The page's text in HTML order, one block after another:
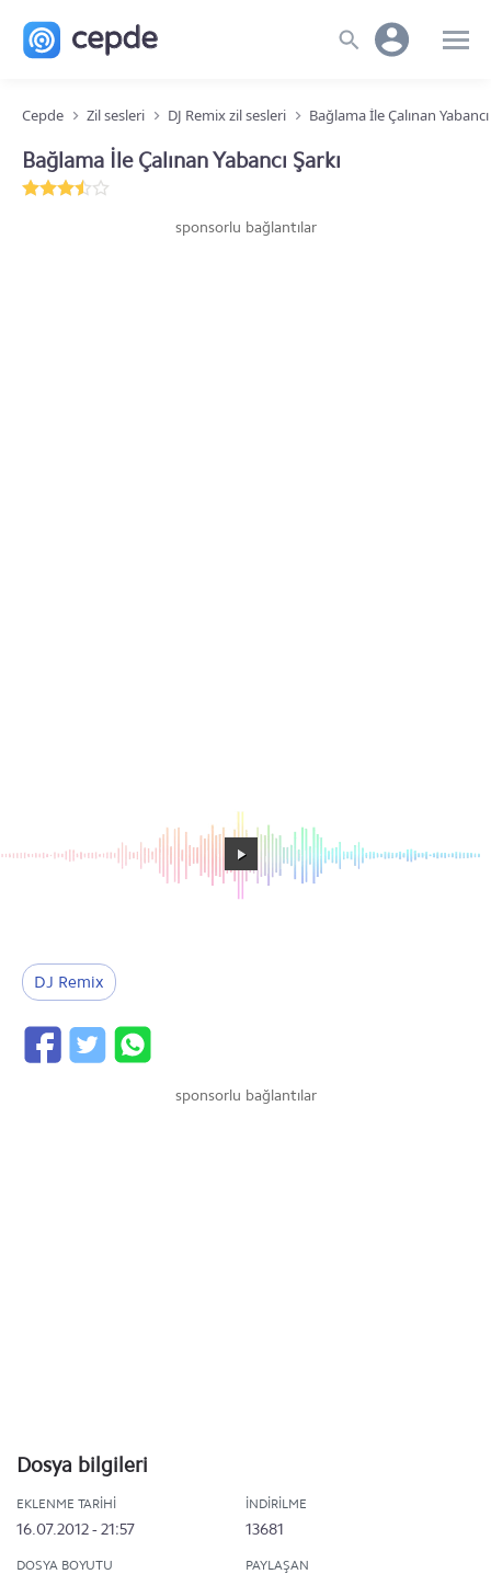
Cepde Zil sesleri DJ Remix zil sesleri Bağlama İle Çalınan Yabancı
Bağlama İle Çalınan Yabancı Şarkı
sponsorlu bağlantılar
DJ Remix
sponsorlu bağlantılar
Dosya bilgileri
EKLENME TARIHI
16.07.2012 - 21:57
İNDIRILME
13681
DOSYA BOYUTU PAYLAŞAN